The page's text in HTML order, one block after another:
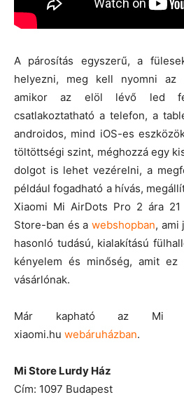
A párosítás egyszerű, a
helyezni, meg kell nyomni az
amikor az elöl lévő led
csatlakoztatható a telefon, a
androidos, mind iOS-es
töltöttségi szint, méghozzá egy
dolgot is lehet vezérelni, a
például fogadható a hívás,
Xiaomi Mi AirDots Pro 2 ára
Store-ban és a webshopban, ami
hasonló tudású, kialakítású
kényelem és minőség, amit
vásárlónak.
Már kapható az Mi
xiaomi.hu webáruházban.
Mi Store Lurdy Ház
Cím: 1097 Budapest